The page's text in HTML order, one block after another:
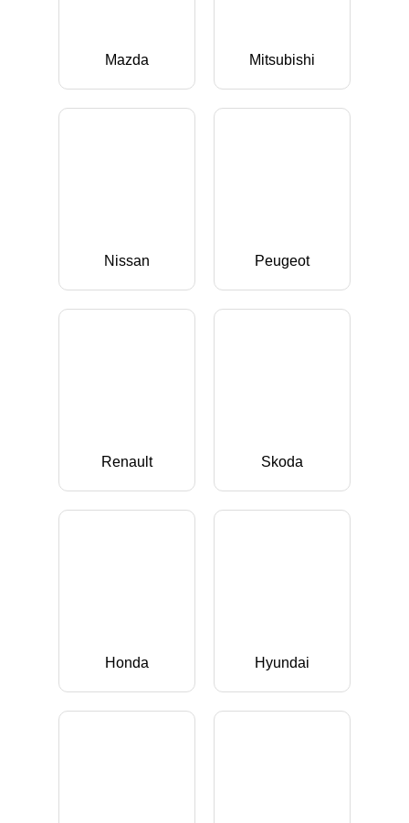
Mazda Mitsubishi
Nissan Peugeot
Renault Skoda
Honda Hyundai